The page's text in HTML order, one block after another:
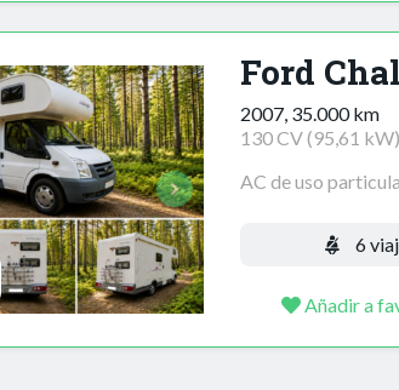
Ford
2007, 35.000 km
130 CV (95,61 kW)
AC de uso
6
Añadir a